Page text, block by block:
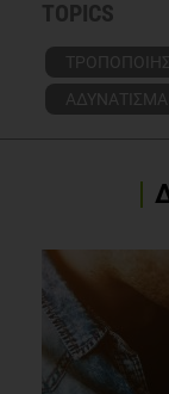
TOPICS
ΑΔΥΝΑΤΙΣΜΑ